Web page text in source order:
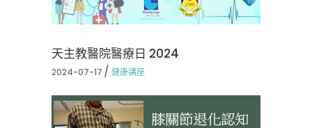
天主教醫院醫療日 2024
2024-07-17 健康講座